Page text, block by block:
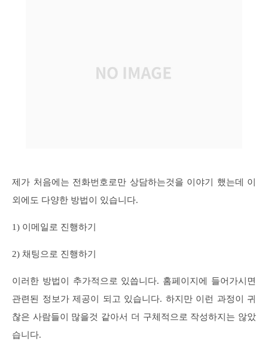
제가 처음에는 전화번호로만 상담하는것을 이야기 했는데 이
외에도 다양한 방법이 있습니다.
1) 이메일로 진행하기
2) 채팅으로 진행하기
이러한 방법이 추가적으로 있씁니다. 홈페이지에 들어가시면
관련된 정보가 제공이 되고 있습니다. 하지만 이런 과정이 귀
찮은 사람들이 많을것 같아서 더 구체적으로 작성하지는 않았
습니다.